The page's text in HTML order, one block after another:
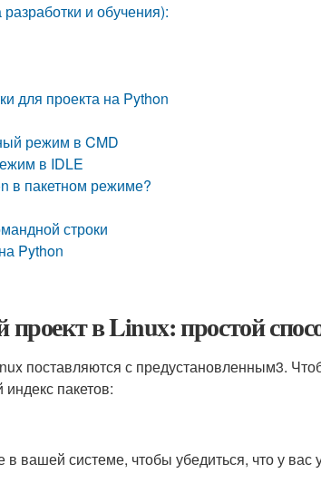
и обучения):
для проекта на Python
режим в CMD
в IDLE
в пакетном режиме?
строки
Python
проект в Linux: простой
поставляются с предустановленным3.
пакетов:
вашей системе, чтобы убедиться, что у